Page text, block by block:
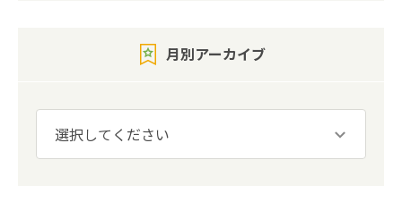
月別アーカイブ